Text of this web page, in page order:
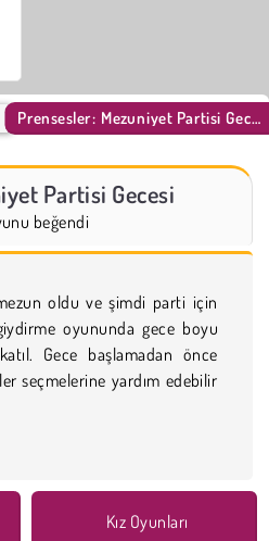
Partisi Gecesi
beğendi
oldu ve şimdi parti için
oyununda gece boyu
Gece başlamadan önce
seçmelerine yardım edebilir
Kız Oyunları